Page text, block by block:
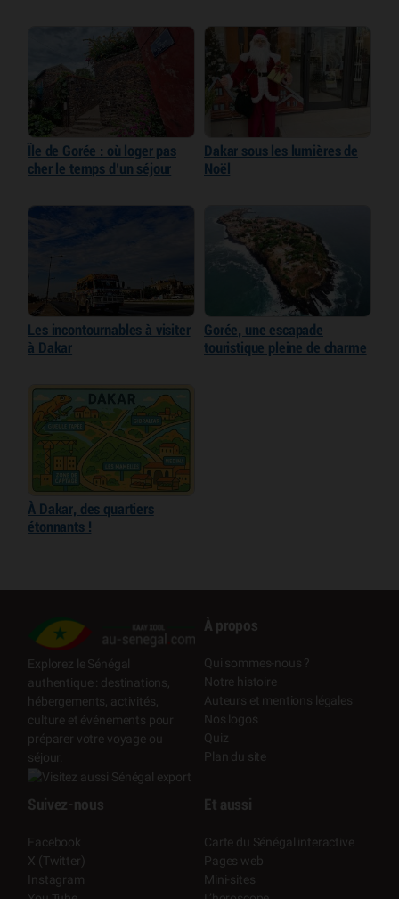
Île de Gorée : où loger pas
cher le temps d’un séjour
Dakar sous les lumières de
Noël
Les incontournables à visiter
à Dakar
Gorée, une escapade
touristique pleine de charme
À Dakar, des quartiers
étonnants !
Explorez le Sénégal
authentique : destinations,
hébergements, activités,
culture et événements pour
préparer votre voyage ou
séjour.
À propos
Qui sommes-nous ?
Notre histoire
Auteurs et mentions légales
Nos logos
Quiz
Plan du site
Suivez-nous
Facebook
X (Twitter)
Instagram
Et aussi
Carte du Sénégal interactive
Pages web
Mini-sites